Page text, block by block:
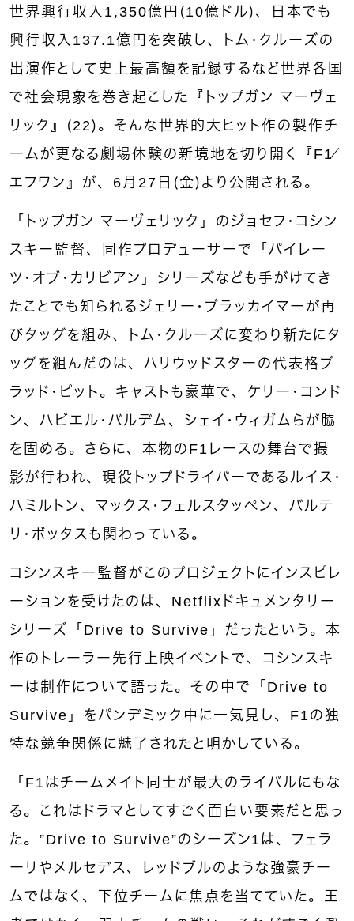
世界興行収入1,350億円（10億ドル）、日本でも
興行収入137.1億円を突破し、トム・クルーズの
出演作として史上最高額を記録するなど世界各国
で社会現象を巻き起こした『トップガン マーヴェ
リック』（22）。そんな世界的大ヒット作の製作チ
ームが更なる劇場体験の新境地を切り開く『F1／
エフワン』が、6月27日（金）より公開される。
「トップガン マーヴェリック」のジョセフ・コシン
スキー監督、同作プロデューサーで「パイレー
ツ・オブ・カリビアン」シリーズなども手がけてき
たことでも知られるジェリー・ブラッカイマーが再
びタッグを組み、トム・クルーズに変わり新たにタ
ッグを組んだのは、ハリウッドスターの代表格ブ
ラッド・ピット。キャストも豪華で、ケリー・コンド
ン、ハビエル・バルデム、シェイ・ウィガムらが脇
を固める。さらに、本物のF1レースの舞台で撮
影が行われ、現役トップドライバーであるルイス・
ハミルトン、マックス・フェルスタッペン、バルテ
リ・ボッタスも関わっている。
コシンスキー監督がこのプロジェクトにインスピレ
ーションを受けたのは、Netflixドキュメンタリー
シリーズ「Drive to Survive」だったという。本
作のトレーラー先行上映イベントで、コシンスキ
ーは制作について語った。その中で「Drive to
Survive」をパンデミック中に一気見し、F1の独
特な競争関係に魅了されたと明かしている。
「F1はチームメイト同士が最大のライバルにもな
る。これはドラマとしてすごく面白い要素だと思っ
た。”Drive to Survive”のシーズン1は、フェラ
ーリやメルセデス、レッドブルのような強豪チー
ムではなく、下位チームに焦点を当てていた。王